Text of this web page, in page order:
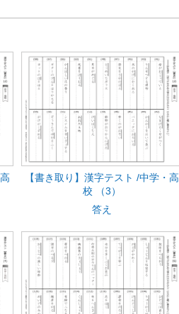
【書き取り】漢字テスト /中学・高
校 （3）
答え